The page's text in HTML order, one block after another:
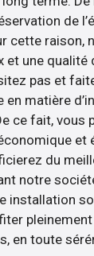
de
cette raison,
et une qualité
pas et
en matière
ce fait, vous
et
du
notre
installation
en toute